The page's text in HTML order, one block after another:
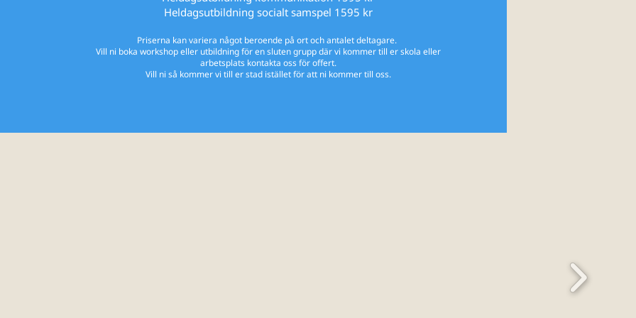
Heldagsutbildning socialt samspel 1595 kr
Priserna kan variera något beroende på ort och antalet deltagare.
Vill ni boka workshop eller utbildning för en sluten grupp där vi kommer till er skola eller
arbetsplats kontakta oss för offert.
Vill ni så kommer vi till er stad istället för att ni kommer till oss.